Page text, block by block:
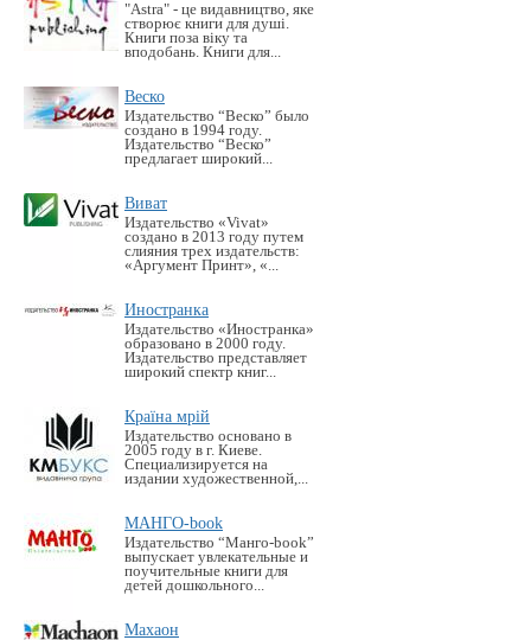
"Astra" - це видавництво, яке
створює книги для душі.
Книги поза віку та
вподобань. Книги для...
Веско
Издательство “Веско” было
создано в 1994 году.
Издательство “Веско”
предлагает широкий...
Виват
Издательство «Vivat»
создано в 2013 году путем
слияния трех издательств:
«Аргумент Принт», «...
Иностранка
Издательство «Иностранка»
образовано в 2000 году.
Издательство представляет
широкий спектр книг...
Країна мрій
Издательство основано в
2005 году в г. Киеве.
Специализируется на
издании художественной,...
МАНГО-book
Издательство “Манго-book”
выпускает увлекательные и
поучительные книги для
детей дошкольного...
Махаон